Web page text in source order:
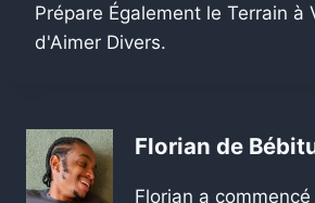
Prépare Également le Terrain à
d'Aimer Divers.
Florian de
Florian a